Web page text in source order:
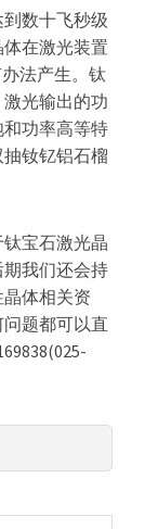
数十飞秒级
在激光装置
法产生。钛
光输出的功
功率高等特
钕钇铝石榴
宝石激光晶
我们还会持
体相关资
题都可以直